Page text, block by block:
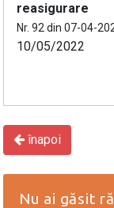
reasigurare
Nr. 92 din 07-04-
10/05/2022
înapoi
Nu ai găsit